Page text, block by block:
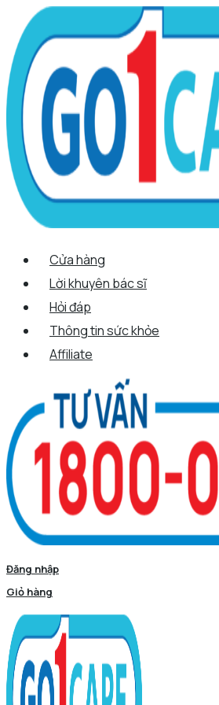
nội
dung
Menu
Cửa hàng
Lời khuyên bác sĩ
Hỏi đáp
Thông tin sức khỏe
Affiliate
Đăng nhập
Giỏ hàng
Quantity
Scroll
Up